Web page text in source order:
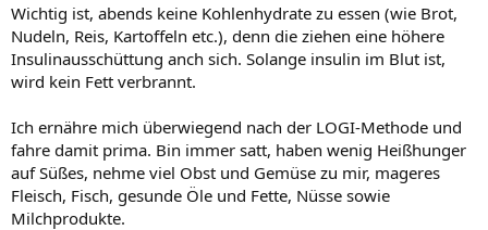
Wichtig ist, abends keine Kohlenhydrate zu essen (wie Brot,
Nudeln, Reis, Kartoffeln etc.), denn die ziehen eine höhere
Insulinausschüttung anch sich. Solange insulin im Blut ist,
wird kein Fett verbrannt.
Ich ernähre mich überwiegend nach der LOGI-Methode und
fahre damit prima. Bin immer satt, haben wenig Heißhunger
auf Süßes, nehme viel Obst und Gemüse zu mir, mageres
Fleisch, Fisch, gesunde Öle und Fette, Nüsse sowie
Milchprodukte.